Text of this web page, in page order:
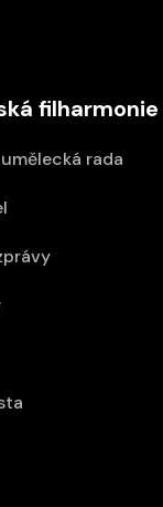
filharmonie
rada